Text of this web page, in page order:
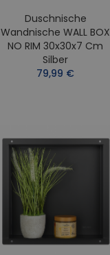
Duschnische
Wandnische WALL BOX
NO RIM 30x30x7 Cm
Silber
79,99 €